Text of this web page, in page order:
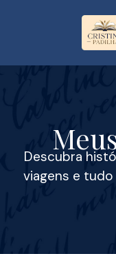
Descubra
viagens e